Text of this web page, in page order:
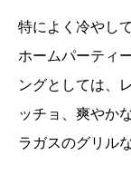
特によく冷やし
ホームパーティ
ングとしては、
ッチョ、爽やか
ラガスのグリル